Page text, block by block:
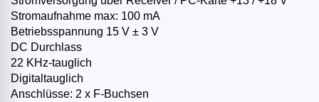
Stromaufnahme max: 100 mA
Betriebsspannung 15 V ± 3 V
DC Durchlass
22 KHz-tauglich
Digitaltauglich
Anschlüsse: 2 x F-Buchsen